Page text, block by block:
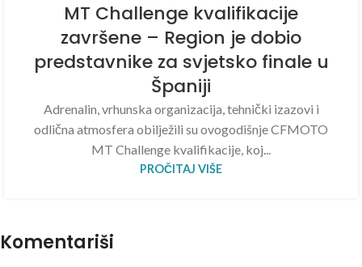
MT Challenge kvalifikacije
završene – Region je dobio
predstavnike za svjetsko finale u
Španiji
Adrenalin, vrhunska organizacija, tehnički izazovi i
odlična atmosfera obilježili su ovogodišnje CFMOTO
MT Challenge kvalifikacije, koj...
PROČITAJ VIŠE
Komentariši